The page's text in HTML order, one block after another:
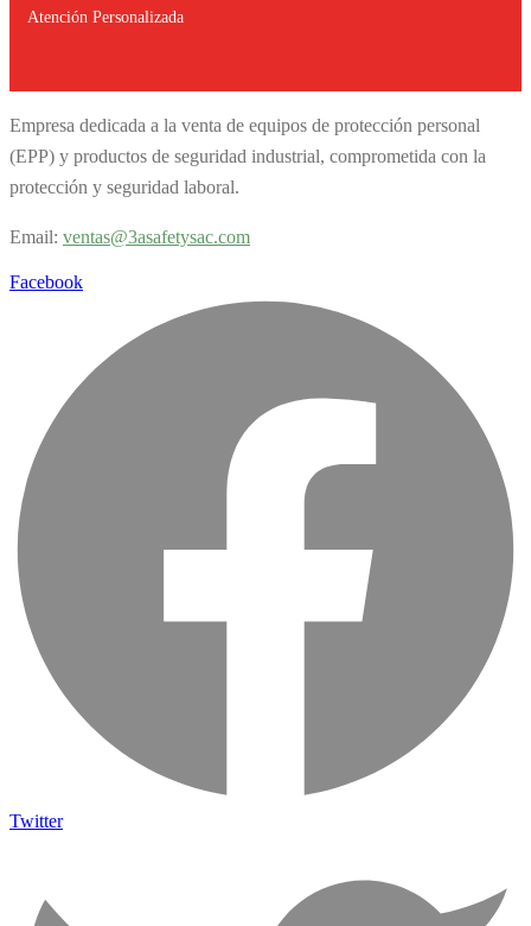
Atención Personalizada
Empresa dedicada a la venta de equipos de protección personal
(EPP) y productos de seguridad industrial, comprometida con la
protección y seguridad laboral.
Email: ventas@3asafetysac.com
Facebook
Twitter